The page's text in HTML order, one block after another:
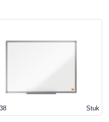
Stuk